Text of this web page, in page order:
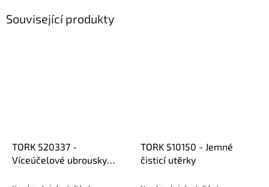
Související produkty
TORK 520337 -
Víceúčelové ubrousky
TORK 510150 - Jemné
čisticí utěrky